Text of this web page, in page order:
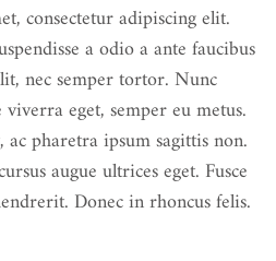
consectetur adipiscing elit.
a odio a ante faucibus
nec semper tortor. Nunc
eget, semper eu metus.
pharetra ipsum sagittis non.
augue ultrices eget. Fusce
Donec in rhoncus felis.